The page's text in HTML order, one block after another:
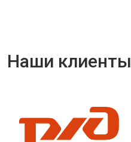
Наши клиенты